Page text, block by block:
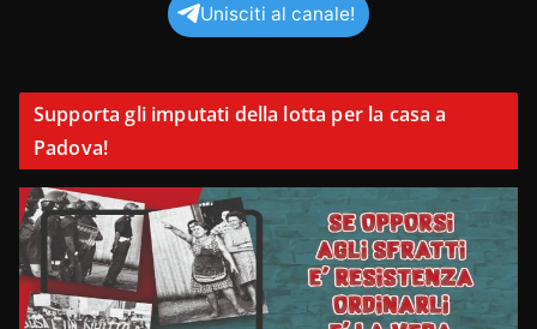
Unisciti al canale!
Supporta gli imputati della lotta per la casa a
Padova!